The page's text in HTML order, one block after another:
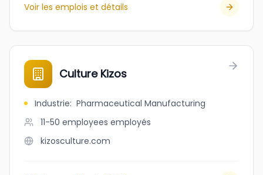
Voir les emplois et détails
Culture Kizos
Industrie: Pharmaceutical Manufacturing
11-50 employees employés
kizosculture.com